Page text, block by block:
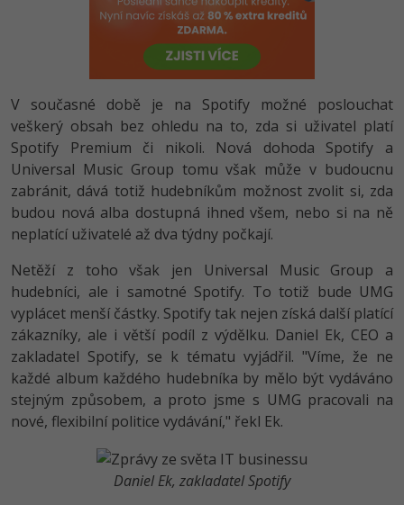
HTML5, CSS3, Bootstrap, SEO
SQL a databáze
Testování a verzování
UML a návrhové vzory
React
Spring
ASP.NET MVC
Django
Best practices
JavaScript
Python
HTML / CSS
UML a návrhové vzory
MySQL/MariaDB
MS-SQL
SQLite
Vývojář mobilních aplikací
Specialista na AI a bigdata
C# Game developer
Webdesigner
Tester
Systémový administrátor
Grafik / UX/UI návrhář
3D grafik
Projektový manažer
Databázový analytik
Copywriter
WordPress specialista
Python -80%
JavaScript -80%
PHP
C++ -80%
Swift -80%
Kotlin -80%
C -80%
VB.NET
SQL
Návrh SW -80%
-41%
Umělá inteligence (AI) -10%
Digitální gramotnost
Marketing -30%
WordPress
SEO
UX
Business
Kryptoměny -25%
Copywriting -30%
MS Office -80%
Google Dokumenty
Windows
Photoshop -80%
Adobe Illustrator -80%
Adobe Lightroom -30%
Adobe XD -15%
Adobe InDesign -25%
Adobe After Effects
Blender -80%
Inkscape
Fotografování -80%
Video
Ostatní
Fórum
V současné době je na Spotify možné poslouchat
veškerý obsah bez ohledu na to, zda si uživatel platí
Spotify Premium či nikoli. Nová dohoda Spotify a
Universal Music Group tomu však může v budoucnu
zabránit, dává totiž hudebníkům možnost zvolit si, zda
budou nová alba dostupná ihned všem, nebo si na ně
neplatící uživatelé až dva týdny počkají.
Netěží z toho však jen Universal Music Group a
hudebníci, ale i samotné Spotify. To totiž bude UMG
vyplácet menší částky. Spotify tak nejen získá další platící
zákazníky, ale i větší podíl z výdělku. Daniel Ek, CEO a
zakladatel Spotify, se k tématu vyjádřil. "Víme, že ne
každé album každého hudebníka by mělo být vydáváno
stejným způsobem, a proto jsme s UMG pracovali na
nové, flexibilní politice vydávání," řekl Ek.
Daniel Ek, zakladatel Spotify